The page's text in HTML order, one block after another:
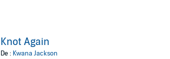
Knot Again
De : Kwana Jackson